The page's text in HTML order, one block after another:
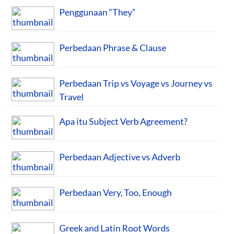
Penggunaan “They”
Perbedaan Phrase & Clause
Perbedaan Trip vs Voyage vs Journey vs
Travel
Apa itu Subject Verb Agreement?
Perbedaan Adjective vs Adverb
Perbedaan Very, Too, Enough
Greek and Latin Root Words